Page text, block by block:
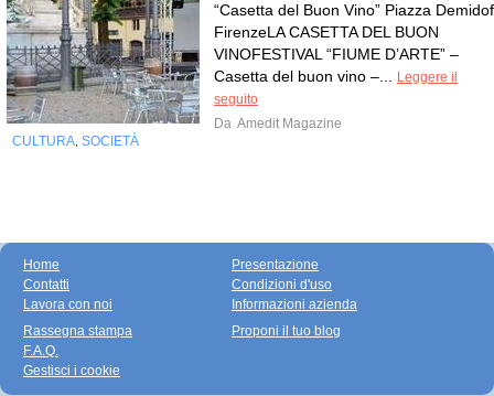
“Casetta del Buon Vino” Piazza
FirenzeLA CASETTA DEL BUON
VINOFESTIVAL “FIUME D’ARTE” –
Casetta del buon vino –...
Leggere il
seguito
Da Amedit Magazine
CULTURA SOCIETÀ
Home
Contatti
Lavora con noi
Presentazione
Condizioni d'uso
Informazioni azienda
Rassegna stampa
F.A.Q.
Gestisci i cookie
Proponi il tuo blog